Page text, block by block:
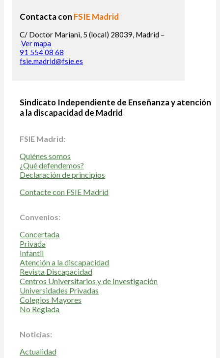
Contacta con FSIE Madrid
C/ Doctor Mariani, 5 (local) 28039, Madrid –
Ver mapa
91 554 08 68
fsie.madrid@fsie.es
Sindicato Independiente de Enseñanza y atención
a la discapacidad de Madrid
FSIE Madrid:
Quiénes somos
¿Qué defendemos?
Declaración de principios
Contacte con FSIE Madrid
Convenios:
Concertada
Privada
Infantil
Atención a la discapacidad
Revista Discapacidad
Centros Universitarios y de Investigación
Universidades Privadas
Colegios Mayores
No Reglada
Noticias:
Actualidad